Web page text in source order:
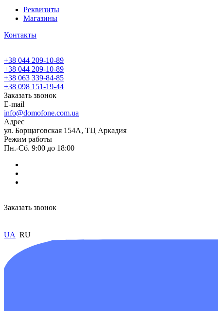
Реквизиты
Магазины
Контакты
+38 044 209-10-89
+38 044 209-10-89
+38 063 339-84-85
+38 098 151-19-44
Заказать звонок
E-mail
info@domofone.com.ua
Адрес
ул. Борщаговская 154А, ТЦ Аркадия
Режим работы
Пн.-Сб. 9:00 до 18:00
Заказать звонок
UA RU